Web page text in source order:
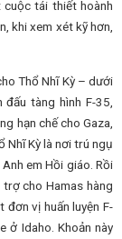
cuộc tái thiết hoành
khi xem xét kỹ hơn,
Thổ Nhĩ Kỳ – dưới
tàng hình F-35,
hạn chế cho Gaza,
Nhĩ Kỳ là nơi trú ngụ
em Hồi giáo. Rồi
cho Hamas hàng
vị huấn luyện F-
ở Idaho. Khoản này